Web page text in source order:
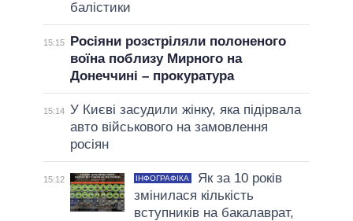
балістики
15:15
Росіяни розстріляли полоненого
воїна поблизу Мирного на
Донеччині – прокуратура
15:14 У Києві засудили жінку, яка підірвала
авто військового на замовлення
росіян
15:12 ІНФОГРАФІКА
Як за 10 років
змінилася кількість
вступників на бакалаврат,